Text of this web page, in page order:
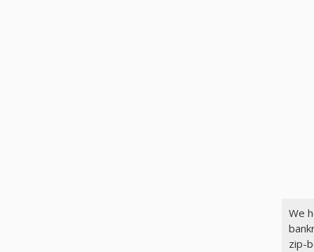
We
zip-